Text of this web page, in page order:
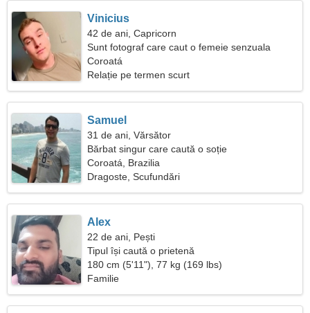
Vinicius
42 de ani, Capricorn
Sunt fotograf care caut o femeie senzuala
Coroatá
Relație pe termen scurt
Samuel
31 de ani, Vărsător
Bărbat singur care caută o soție
Coroatá, Brazilia
Dragoste, Scufundări
Alex
22 de ani, Pești
Tipul își caută o prietenă
180 cm (5'11"), 77 kg (169 lbs)
Familie